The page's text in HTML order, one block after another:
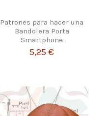
Patrones para hacer una
Bandolera Porta
Smartphone
5,25 €